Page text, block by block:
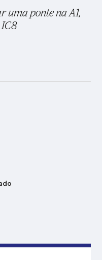
uma ponte na A1,
IC8